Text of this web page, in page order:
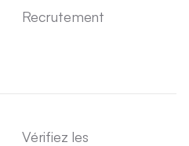
Recrutement
Vérifiez les